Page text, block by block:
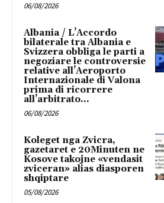
06/08/2026
Albania / L’Accordo
bilaterale tra Albania e
Svizzera obbliga le parti a
negoziare le controversie
relative all’Aeroporto
Internazionale di Valona
prima di ricorrere
all’arbitrato...
06/08/2026
Koleget nga Zvicra,
gazetaret e 20Minuten ne
Kosove takojne «vendasit
zviceran» alias diasporen
shqiptare
05/08/2026